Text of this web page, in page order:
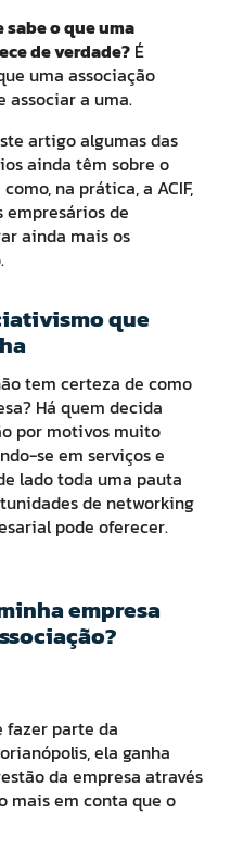
sabe o que uma
de verdade? É
uma associação
associar a uma.
artigo algumas das
ainda têm sobre o
na prática, a ACIF,
empresários de
ainda mais os
que
tem certeza de como
Há quem decida
por motivos muito
se em serviços e
lado toda uma pauta
de networking
pode oferecer.
empresa
fazer parte da
ela ganha
da empresa através
mais em conta que o